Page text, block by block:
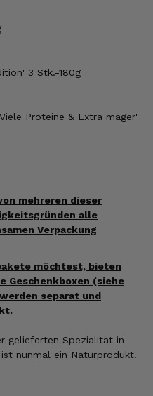
3 Stk.-180g
Proteine & Extra mager'
mehreren dieser
alle
Verpackung
möchtest, bieten
Geschenkboxen (siehe
separat und
gelieferten Spezialität in
nunmal ein Naturprodukt.